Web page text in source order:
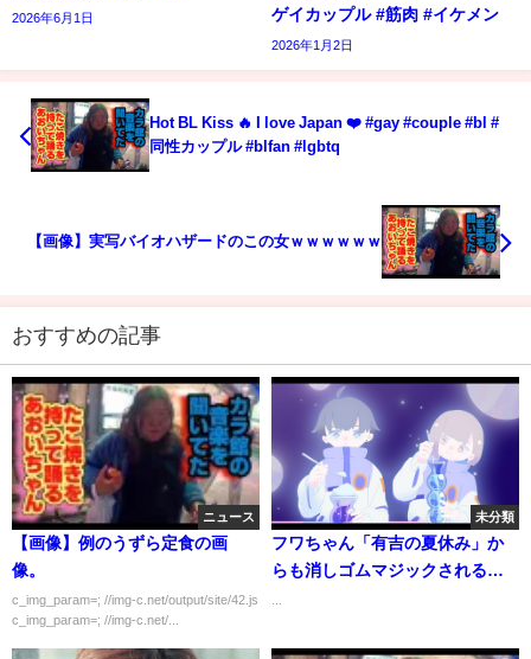
2026年6月1日
ゲイカップル #筋肉 #イケメン
2026年1月2日
Hot BL Kiss 🔥 I love Japan ❤️ #gay #couple #bl #
同性カップル #blfan #lgbtq
【画像】実写バイオハザードのこの女ｗｗｗｗｗｗ
おすすめの記事
ニュース
【画像】例のうずら定食の画
像。
c_img_param=; //img-c.net/output/site/42.js
c_img_param=; //img-c.net/...
未分類
フワちゃん「有吉の夏休み」か
らも消しゴムマジックされる🪄#